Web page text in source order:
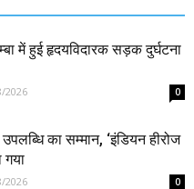
में हुई हृदयविदारक सड़क दुर्घटना
2026 0
का सम्मान, ‘इंडियन हीरोज
गया
2026 0